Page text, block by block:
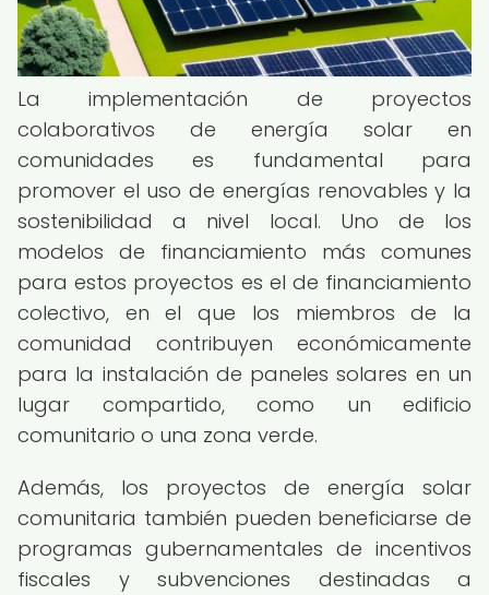
La implementación de proyectos
colaborativos de energía solar en
comunidades es fundamental para
promover el uso de energías renovables y la
sostenibilidad a nivel local. Uno de los
modelos de financiamiento más comunes
para estos proyectos es el de financiamiento
colectivo, en el que los miembros de la
comunidad contribuyen económicamente
para la instalación de paneles solares en un
lugar compartido, como un edificio
comunitario o una zona verde.
Además, los proyectos de energía solar
comunitaria también pueden beneficiarse de
programas gubernamentales de incentivos
fiscales y subvenciones destinadas a